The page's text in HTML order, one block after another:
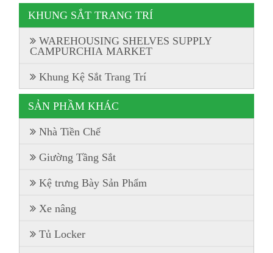
KHUNG SẮT TRANG TRÍ
WAREHOUSING SHELVES SUPPLY
CAMPURCHIA MARKET
Khung Kệ Sắt Trang Trí
SẢN PHẦM KHÁC
Nhà Tiền Chế
Giường Tầng Sắt
Kệ trưng Bày Sản Phẩm
Xe nâng
Tủ Locker